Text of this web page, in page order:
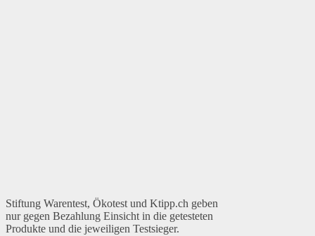
Stiftung Warentest, Ökotest und Ktipp.ch geben
nur gegen Bezahlung Einsicht in die getesteten
Produkte und die jeweiligen Testsieger.